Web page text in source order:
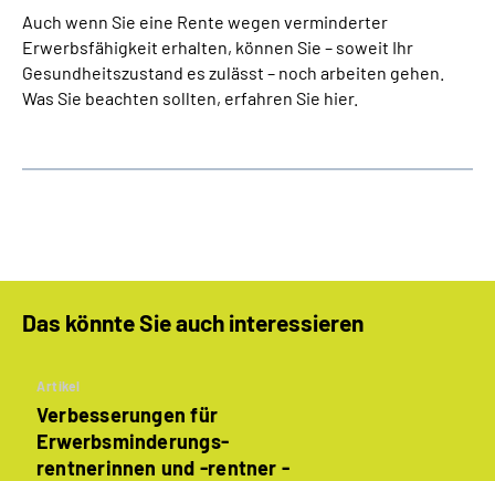
Auch wenn Sie eine Rente wegen verminderter
Erwerbsfähigkeit erhalten, können Sie – soweit Ihr
Gesundheitszustand es zulässt – noch arbeiten gehen.
Was Sie beachten sollten, erfahren Sie hier.
Das könnte Sie auch interessieren
Artikel
Verbesserungen für
Erwerbsminderungs­
rentnerinnen und -rentner -